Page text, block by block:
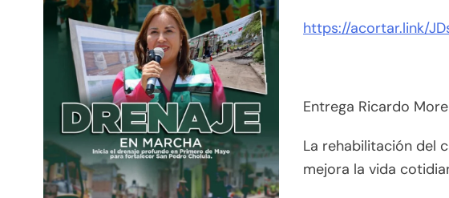
https://acortar.link/
Entrega Ricardo
La rehabilitación del
mejora la vida